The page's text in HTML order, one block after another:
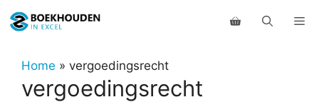
naar
inhoudHome » vergoedingsrecht
vergoedingsrecht